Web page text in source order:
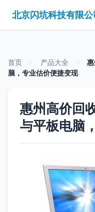
北京闪坑科技有限公
首页 产品大全
脑，专业估价便捷变现
惠州高价回
与平板电脑